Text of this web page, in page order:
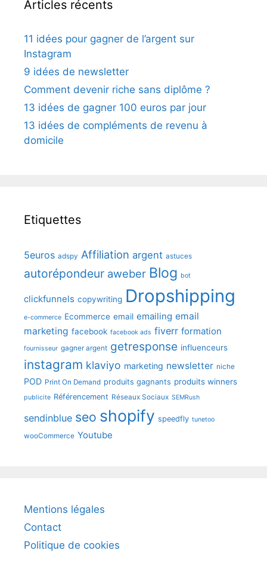
Articles récents
11 idées pour gagner de l’argent sur
Instagram
9 idées de newsletter
Comment devenir riche sans diplôme ?
13 idées de gagner 100 euros par jour
13 idées de compléments de revenu à
domicile
Etiquettes
5euros adspy Affiliation argent astuces
autorépondeur aweber Blog bot
clickfunnels copywriting Dropshipping
e-commerce Ecommerce email emailing email
marketing facebook facebook ads fiverr formation
fournisseur gagner argent getresponse influenceurs
instagram klaviyo marketing newsletter niche
POD Print On Demand produits gagnants produits winners
publicite Référencement Réseaux Sociaux SEMRush
sendinblue seo shopify speedfly tunetoo
wooCommerce Youtube
Mentions légales
Contact
Politique de cookies